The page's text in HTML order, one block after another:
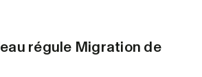
régule Migration de